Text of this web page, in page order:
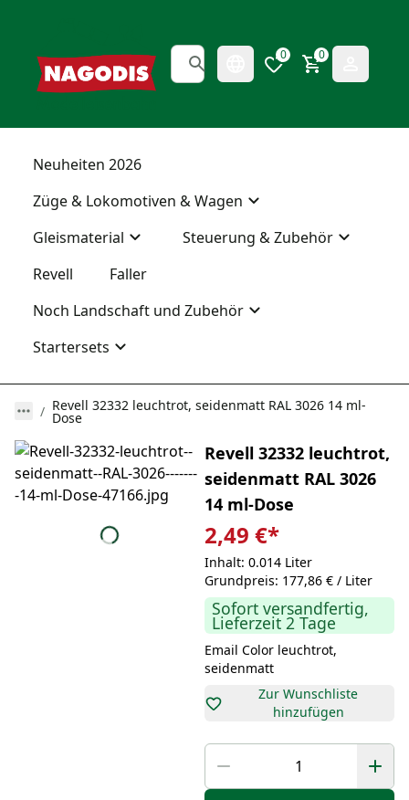
0 0
Neuheiten 2026
Züge & Lokomotiven & Wagen
Gleismaterial
Steuerung & Zubehör
Revell
Faller
Noch Landschaft und Zubehör
Startersets
Revell 32332 leuchtrot, seidenmatt RAL 3026 14 ml-
Dose
Revell 32332 leuchtrot,
seidenmatt RAL 3026
14 ml-Dose
2,49 €*
Inhalt: 0.014 Liter
Grundpreis: 177,86 € / Liter
Sofort versandfertig,
Lieferzeit 2 Tage
Email Color leuchtrot,
seidenmatt
Zur Wunschliste
hinzufügen